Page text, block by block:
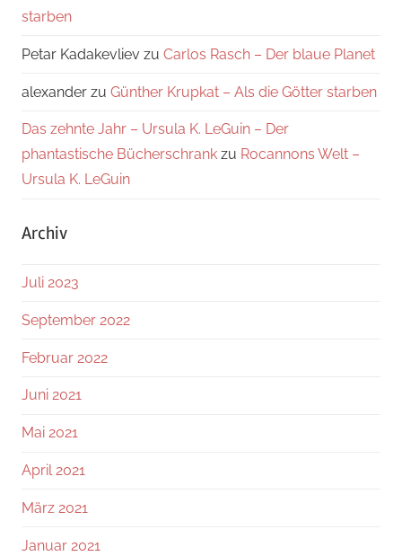
starben
Petar Kadakevliev zu Carlos Rasch – Der blaue Planet
alexander zu Günther Krupkat – Als die Götter starben
Das zehnte Jahr – Ursula K. LeGuin – Der
phantastische Bücherschrank zu Rocannons Welt –
Ursula K. LeGuin
Archiv
Juli 2023
September 2022
Februar 2022
Juni 2021
Mai 2021
April 2021
März 2021
Januar 2021